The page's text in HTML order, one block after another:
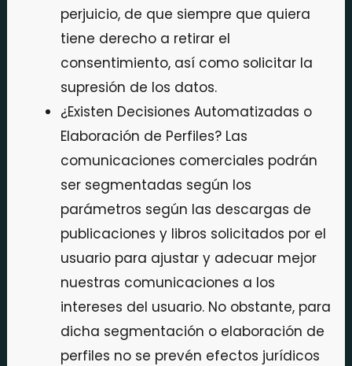
perjuicio, de que siempre que quiera
tiene derecho a retirar el
consentimiento, así como solicitar la
supresión de los datos.
¿Existen Decisiones Automatizadas o
Elaboración de Perfiles? Las
comunicaciones comerciales podrán
ser segmentadas según los
parámetros según las descargas de
publicaciones y libros solicitados por el
usuario para ajustar y adecuar mejor
nuestras comunicaciones a los
intereses del usuario. No obstante, para
dicha segmentación o elaboración de
perfiles no se prevén efectos jurídicos